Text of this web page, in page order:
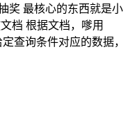
奖 最核心的东西就是小
档 根据文档，嗲用
查询条件对应的数据，